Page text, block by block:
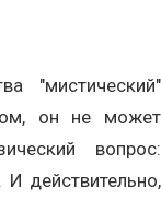
"мистический"
он не может
вопрос:
И действительно,